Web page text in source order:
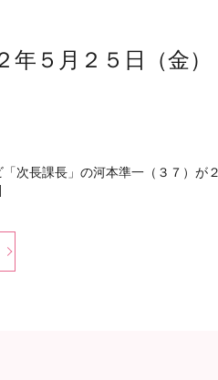
年５月２５日（金
「次長課長」の河本準一（３７）が